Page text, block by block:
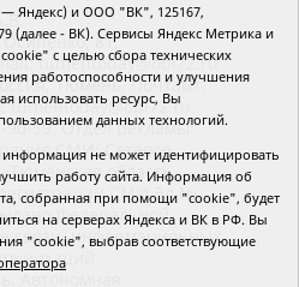
81,
tumentoday@obl72.ru
Тюмень, Почтамт,
tumentoday@obl72.ru.
90-59. Отдел рекламы:
СМИ: Сетевое
область
регистрации СМИ Эл №
Федеральной
связи, информационных
Автономная
— Яндекс) и ООО "ВК", 125167,
(далее - ВК). Сервисы Яндекс Метрика и
с целью сбора технических
работоспособности и улучшения
использовать ресурс, Вы
данных технологий.
не может идентифицировать
работу сайта. Информация об
собранная при помощи "cookie", будет
на серверах Яндекса и ВК в РФ. Вы
"cookie", выбрав соответствующие